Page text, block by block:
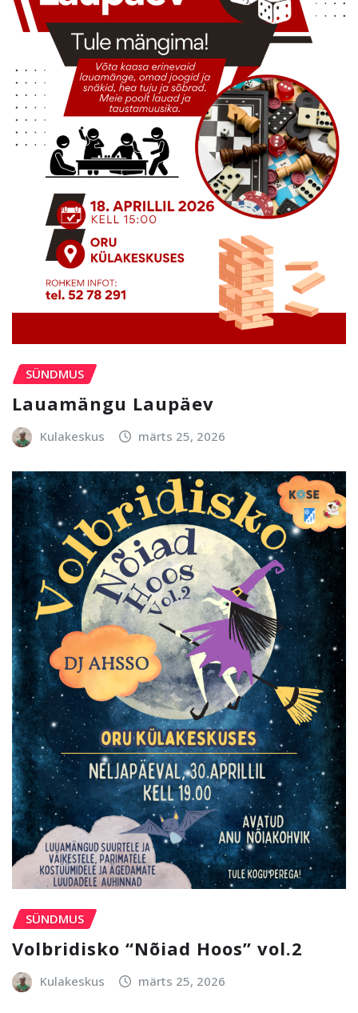
SÜNDMUS
Lauamängu Laupäev
Kulakeskus märts 25, 2026
SÜNDMUS
Volbridisko “Nõiad Hoos” vol.2
Kulakeskus märts 25, 2026